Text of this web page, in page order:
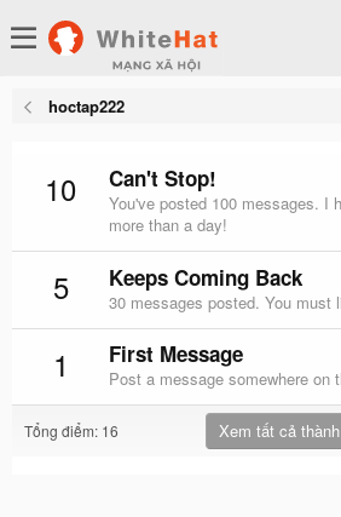
hoctap222
10 Can't Stop!
You've posted 100 messages. I
more than a day!
5 Keeps Coming Back
30 messages posted. You must
1 First Message
Post a message somewhere on
Tổng điểm: 16 Xem tất cả